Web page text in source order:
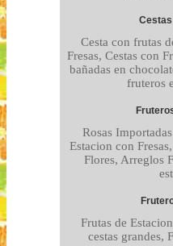
Cesta con frutas
Fresas, Cestas con
bañadas en
fruteros
Rosas
Estacion con
Flores, Arreglos
Frutas de
cestas grandes,